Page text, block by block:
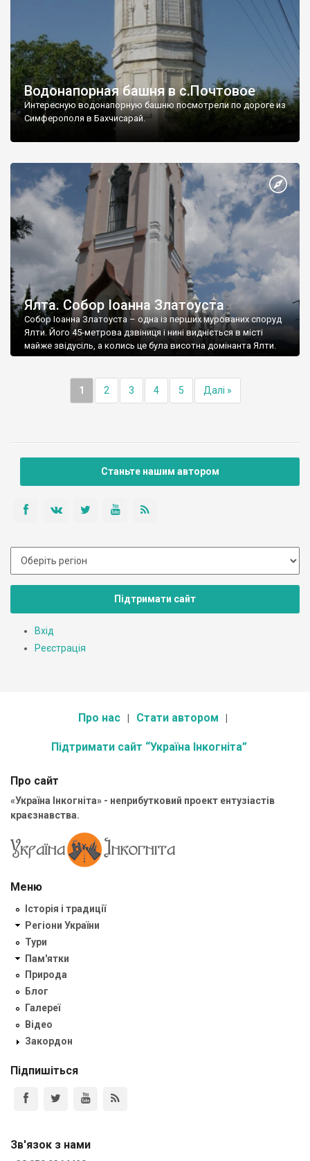
Водонапорная башня в с.Почтовое
Интересную водонапорную башню посмотрели по дороге из
Симферополя в Бахчисарай.
Ялта. Собор Іоанна Златоуста
Собор Іоанна Златоуста – одна із перших мурованих споруд
Ялти. Його 45-метрова дзвіниця і нині видніється в місті
майже звідусіль, а колись це була висотна домінанта Ялти.
1 2 3 4 5 Далі »
Станьте нашим автором
Підтримати сайт
Вхід
Реєстрація
Про нас Стати автором
Підтримати сайт “Україна Інкогніта”
Про сайт
«Україна Інкогніта» - неприбутковий проект ентузіастів
краєзнавства.
Меню
Історія і традиції
Регіони України
Тури
Пам'ятки
Природа
Блог
Галереї
Відео
Закордон
Підпишіться
Зв'язок з нами